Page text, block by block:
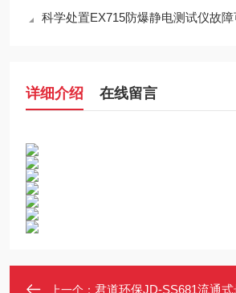
科学处置EX715防爆静电测试仪故障可有效保
详细介绍 在线留言
上一个： 君道环保JD-SS681流通式悬浮物在线监